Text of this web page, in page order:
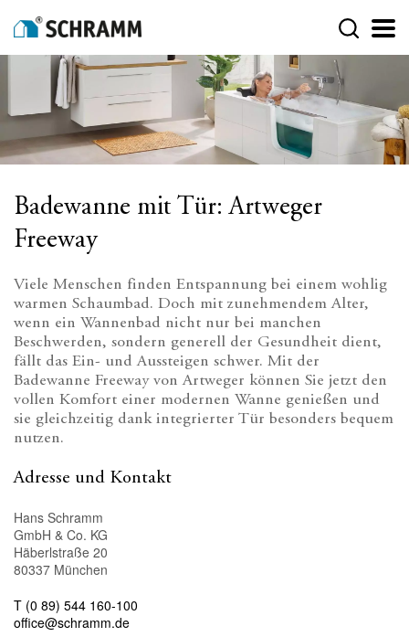
Badewanne mit Tür: Artweger
Freeway
Viele Menschen finden Entspannung bei einem wohlig
warmen Schaumbad. Doch mit zunehmendem Alter,
wenn ein Wannenbad nicht nur bei manchen
Beschwerden, sondern generell der Gesundheit dient,
fällt das Ein- und Aussteigen schwer. Mit der
Badewanne Freeway von Artweger können Sie jetzt den
vollen Komfort einer modernen Wanne genießen und
sie gleichzeitig dank integrierter Tür besonders bequem
nutzen.
Adresse und Kontakt
Hans Schramm
GmbH & Co. KG
Häberlstraße 20
80337 München
T (0 89) 544 160-100
office@schramm.de